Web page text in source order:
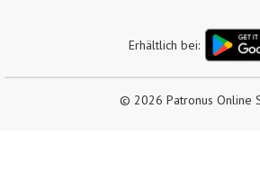
© 2026 Patronus Online
Erhältlich bei: